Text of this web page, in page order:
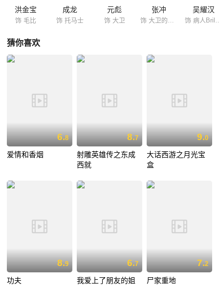
洪金宝
饰 毛比
成龙
饰 托马士
元彪
饰 大卫
张冲 吴耀汉
猜你喜欢
6.8
爱情和香烟
8.7
射雕英雄传之东成
西就
9.0
大话西游之月光宝
盒
8.9
功夫
6.7
我爱上了朋友的姐
7.2
尸家重地